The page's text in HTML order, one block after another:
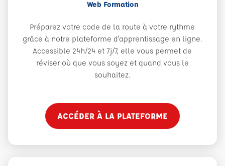
Web Formation
Préparez votre code de la route à votre rythme
grâce à notre plateforme d'apprentissage en ligne.
Accessible 24h/24 et 7j/7, elle vous permet de
réviser où que vous soyez et quand vous le
souhaitez.
ACCÉDER À LA PLATEFORME